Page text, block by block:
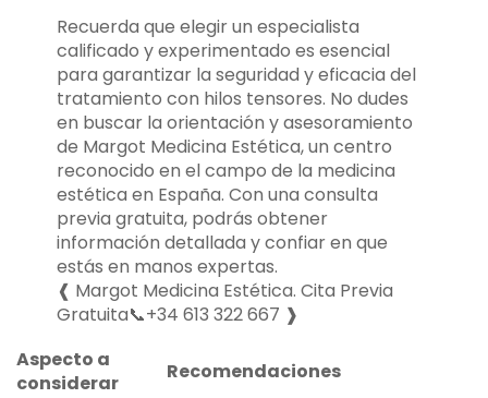
Recuerda que elegir un especialista
calificado y experimentado es esencial
para garantizar la seguridad y eficacia del
tratamiento con hilos tensores. No dudes
en buscar la orientación y asesoramiento
de Margot Medicina Estética, un centro
reconocido en el campo de la medicina
estética en España. Con una consulta
previa gratuita, podrás obtener
información detallada y confiar en que
estás en manos expertas.
❰ Margot Medicina Estética. Cita Previa
Gratuita📞+34 613 322 667 ❱
Aspecto a
considerar
Recomendaciones